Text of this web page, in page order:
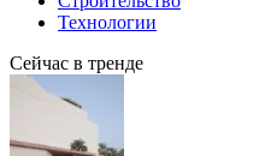
Технологии
Сейчас в тренде